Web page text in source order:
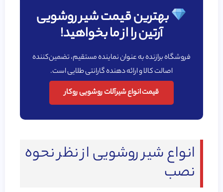
بهترین قیمت شیر روشویی
آرتین را از ما بخواهید!
فروشگاه برازنده به عنوان نماینده مستقیم، تضمین‌کننده
اصالت کالا و ارائه دهنده گارانتی طلایی است.
قیمت انواع شیرآلات روشویی روکار
انواع شیر روشویی از نظر نحوه
نصب